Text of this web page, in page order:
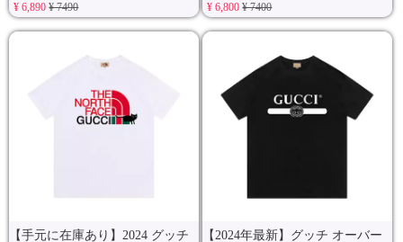
¥ 6,890¥ 7490 ¥ 6,800¥ 7400
【手元に在庫あり】2024 グッチ
【2024年最新】グッチ オーバー